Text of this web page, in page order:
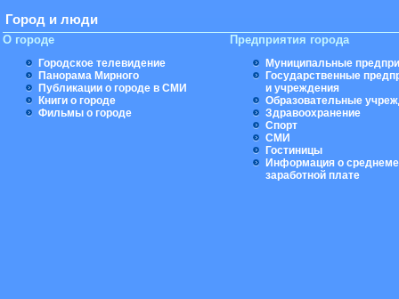
Город и люди
О городе
Городское телевидение
Панорама Мирного
Публикации о городе в СМИ
Книги о городе
Фильмы о городе
Предприятия города
Муниципальные
Государственные
и учреждения
Образовательные
Здравоохранение
Спорт
СМИ
Гостиницы
Информация о
заработной плате